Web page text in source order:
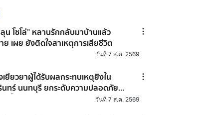
น โซโล่” หลานรักกลับมาบ้านแล้ว
เผย ยังติดใจสาเหตุการเสียชีวิต
วันที่ 7 ส.ค. 2569
เยียวยาผู้ได้รับผลกระทบเหตุยิงใน
นทร์ นนทบุรี ยกระดับความปลอดภัย
วประเทศ
วันที่ 7 ส.ค. 2569